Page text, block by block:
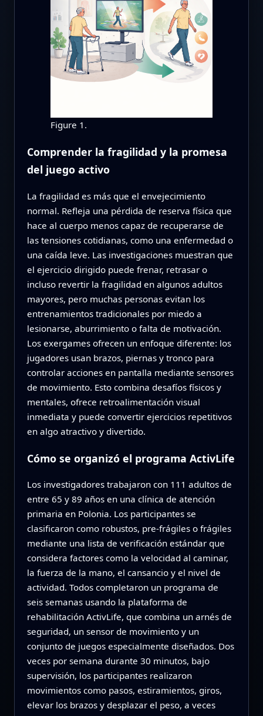
Figure 1.
Comprender la fragilidad y la promesa
del juego activo
La fragilidad es más que el envejecimiento
normal. Refleja una pérdida de reserva física que
hace al cuerpo menos capaz de recuperarse de
las tensiones cotidianas, como una enfermedad o
una caída leve. Las investigaciones muestran que
el ejercicio dirigido puede frenar, retrasar o
incluso revertir la fragilidad en algunos adultos
mayores, pero muchas personas evitan los
entrenamientos tradicionales por miedo a
lesionarse, aburrimiento o falta de motivación.
Los exergames ofrecen un enfoque diferente: los
jugadores usan brazos, piernas y tronco para
controlar acciones en pantalla mediante sensores
de movimiento. Esto combina desafíos físicos y
mentales, ofrece retroalimentación visual
inmediata y puede convertir ejercicios repetitivos
en algo atractivo y divertido.
Cómo se organizó el programa ActivLife
Los investigadores trabajaron con 111 adultos de
entre 65 y 89 años en una clínica de atención
primaria en Polonia. Los participantes se
clasificaron como robustos, pre-frágiles o frágiles
mediante una lista de verificación estándar que
considera factores como la velocidad al caminar,
la fuerza de la mano, el cansancio y el nivel de
actividad. Todos completaron un programa de
seis semanas usando la plataforma de
rehabilitación ActivLife, que combina un arnés de
seguridad, un sensor de movimiento y un
conjunto de juegos especialmente diseñados. Dos
veces por semana durante 30 minutos, bajo
supervisión, los participantes realizaron
movimientos como pasos, estiramientos, giros,
elevar los brazos y desplazar el peso, a veces